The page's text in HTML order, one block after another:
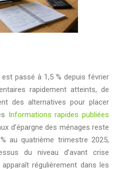
passé à 1,5 % depuis février
rapidement atteints, de
des alternatives pour placer
Informations rapides publiées
d’épargne des ménages reste
au quatrième trimestre 2025,
du niveau d’avant crise
régulièrement dans les